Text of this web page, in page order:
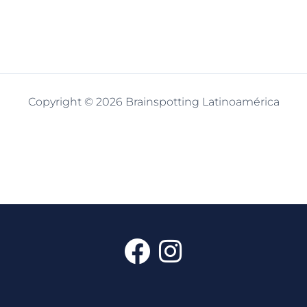
Copyright © 2026 Brainspotting Latinoamérica
F I